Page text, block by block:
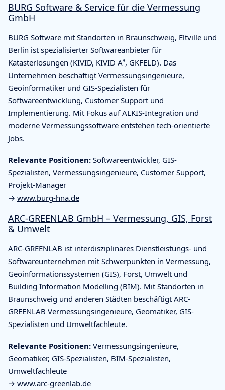
BURG Software & Service für die Vermessung
GmbH
BURG Software mit Standorten in Braunschweig, Eltville und
Berlin ist spezialisierter Softwareanbieter für
Katasterlösungen (KIVID, KIVID A³, GKFELD). Das
Unternehmen beschäftigt Vermessungsingenieure,
Geoinformatiker und GIS-Spezialisten für
Softwareentwicklung, Customer Support und
Implementierung. Mit Fokus auf ALKIS-Integration und
moderne Vermessungssoftware entstehen tech-orientierte
Jobs.
Relevante Positionen: Softwareentwickler, GIS-
Spezialisten, Vermessungsingenieure, Customer Support,
Projekt-Manager
→ www.burg-hna.de
ARC-GREENLAB GmbH – Vermessung, GIS, Forst
& Umwelt
ARC-GREENLAB ist interdisziplinäres Dienstleistungs- und
Softwareunternehmen mit Schwerpunkten in Vermessung,
Geoinformationssystemen (GIS), Forst, Umwelt und
Building Information Modelling (BIM). Mit Standorten in
Braunschweig und anderen Städten beschäftigt ARC-
GREENLAB Vermessungsingenieure, Geomatiker, GIS-
Spezialisten und Umweltfachleute.
Relevante Positionen: Vermessungsingenieure,
Geomatiker, GIS-Spezialisten, BIM-Spezialisten,
Umweltfachleute
→ www.arc-greenlab.de